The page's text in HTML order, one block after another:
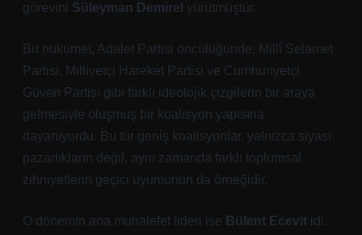
görevini Süleyman Demirel yürütmüştür.
Bu hükümet, Adalet Partisi öncülüğünde; Millî Selamet
Partisi, Milliyetçi Hareket Partisi ve Cumhuriyetçi
Güven Partisi gibi farklı ideolojik çizgilerin bir araya
gelmesiyle oluşmuş bir koalisyon yapısına
dayanıyordu. Bu tür geniş koalisyonlar, yalnızca siyasi
pazarlıkların değil, aynı zamanda farklı toplumsal
zihniyetlerin geçici uyumunun da örneğidir.
O dönemin ana muhalefet lideri ise Bülent Ecevit idi.